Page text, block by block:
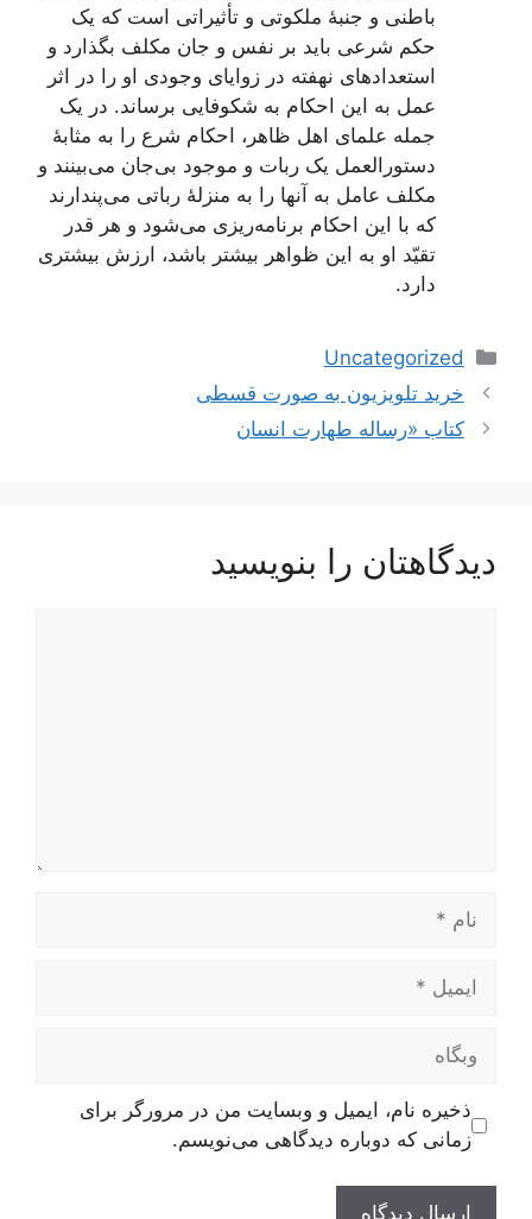
باطنی و جنبۀ ملکوتی و تأثیراتی است که یک
حکم شرعی باید بر نفس و جان مکلف بگذارد و
استعدادهای نهفته در زوایای وجودی او را در اثر
عمل به این احکام به شکوفایی برساند. در یک
جمله علمای اهل ظاهر، احکام شرع را به مثابۀ
دستورالعمل یک ربات و موجود بی‌جان می‌بینند و
مکلف عامل به آنها را به منزلۀ رباتی می‌پندارند
که با این احکام برنامه‌ریزی می‌شود و هر قدر
تقیّد او به این ظواهر بیشتر باشد، ارزش بیشتری
دارد.
دسته‌ها
Uncategorized
خرید تلویزیون به صورت قسطی
کتاب «رساله طهارت انسان
دیدگاهتان را بنویسید
ایمیل
وبگاه
ذخیره نام، ایمیل و وبسایت من در مرورگر برای
زمانی که دوباره دیدگاهی می‌نویسم.